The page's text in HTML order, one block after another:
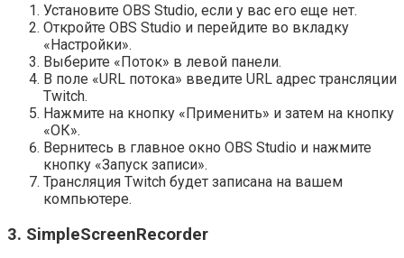
Установите OBS Studio, если у вас его еще нет.
Откройте OBS Studio и перейдите во вкладку
«Настройки».
Выберите «Поток» в левой панели.
В поле «URL потока» введите URL адрес трансляции
Twitch.
Нажмите на кнопку «Применить» и затем на кнопку
«ОК».
Вернитесь в главное окно OBS Studio и нажмите
кнопку «Запуск записи».
Трансляция Twitch будет записана на вашем
компьютере.
3. SimpleScreenRecorder